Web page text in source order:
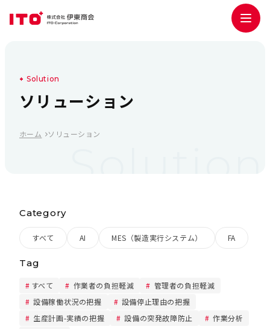
So ution
ソ リ ューシ ョ ン
ホーム ソリューション
Category
すべて AI MES（製造実行システム） FA
Tag
すべて 作業者の負担軽減
管理者の負担軽減
設備稼働状況の把握
設備停止理由の把握
生産計画-実績の把握
設備の突発故障防止
作業分析